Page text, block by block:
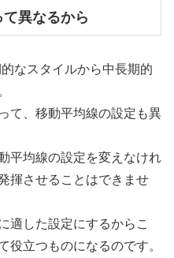
て異なるから
なスタイルから中長期的
て、移動平均線の設定も異
平均線の設定を変えなけれ
揮させることはできませ
適した設定にするからこ
役立つものになるのです。